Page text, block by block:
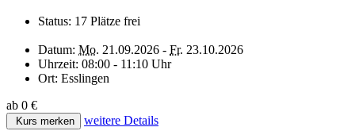
Status: 17 Plätze frei
Datum: Mo. 21.09.2026 - Fr. 23.10.2026
Uhrzeit: 08:00 - 11:10 Uhr
Ort: Esslingen
ab 0 €
Kurs merken
weitere Details